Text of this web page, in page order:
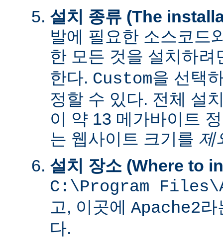
설치 종류 (The
발에 필요한 소스코드
한 모든 것을 설치하
한다. Custom을 선택
정할 수 있다. 전체 설
이 약 13 메가바이트
는 웹사이트 크기를 제
설치 장소 (Where to
C:\Program
고, 이곳에 Apache2라
다.